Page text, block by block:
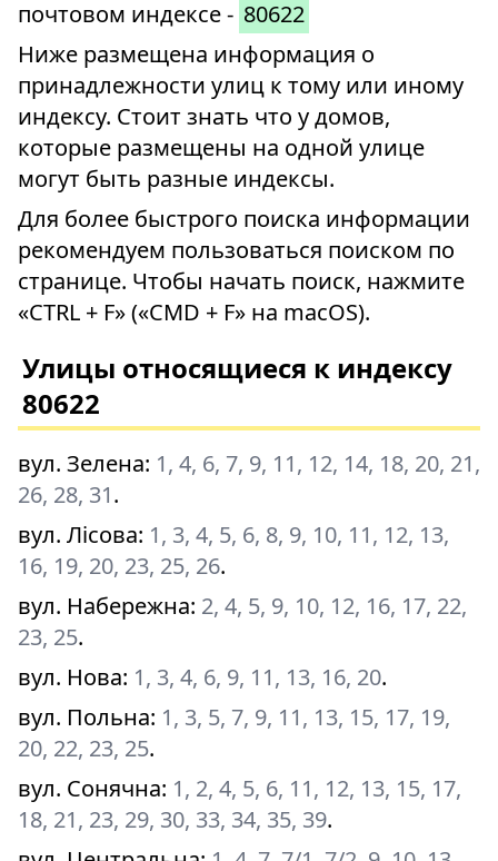
почтовом индексе - 80622
Ниже размещена информация о
принадлежности улиц к тому или иному
индексу. Стоит знать что у домов,
которые размещены на одной улице
могут быть разные индексы.
Для более быстрого поиска информации
рекомендуем пользоваться поиском по
странице. Чтобы начать поиск, нажмите
«CTRL + F» («CMD + F» на macOS).
Улицы относящиеся к индексу
80622
вул. Зелена: 1, 4, 6, 7, 9, 11, 12, 14, 18, 20, 21,
26, 28, 31.
вул. Лісова: 1, 3, 4, 5, 6, 8, 9, 10, 11, 12, 13,
16, 19, 20, 23, 25, 26.
вул. Набережна: 2, 4, 5, 9, 10, 12, 16, 17, 22,
23, 25.
вул. Нова: 1, 3, 4, 6, 9, 11, 13, 16, 20.
вул. Польна: 1, 3, 5, 7, 9, 11, 13, 15, 17, 19,
20, 22, 23, 25.
вул. Сонячна: 1, 2, 4, 5, 6, 11, 12, 13, 15, 17,
18, 21, 23, 29, 30, 33, 34, 35, 39.